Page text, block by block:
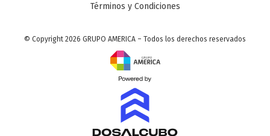
Términos y Condiciones
© Copyright 2026 GRUPO AMERICA – Todos los derechos reservados